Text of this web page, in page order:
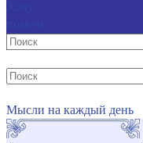
Мысли на каждый день